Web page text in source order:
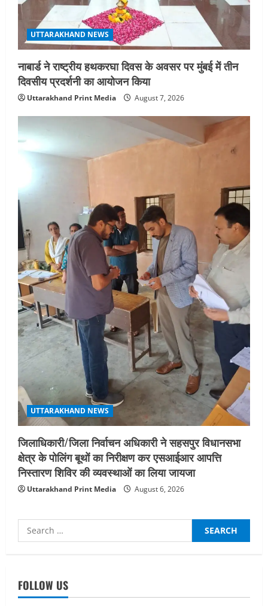
UTTARAKHAND NEWS
नाबार्ड ने राष्ट्रीय हथकरघा दिवस के अवसर पर मुंबई में तीन
दिवसीय प्रदर्शनी का आयोजन किया
Uttarakhand Print Media August 7, 2026
UTTARAKHAND NEWS
जिलाधिकारी/जिला निर्वाचन अधिकारी ने सहसपुर विधानसभा
क्षेत्र के पोलिंग बूथों का निरीक्षण कर एसआईआर आपत्ति
निस्तारण शिविर की व्यवस्थाओं का लिया जायजा
Uttarakhand Print Media August 6, 2026
Search
for:
FOLLOW US
August 7, 2026